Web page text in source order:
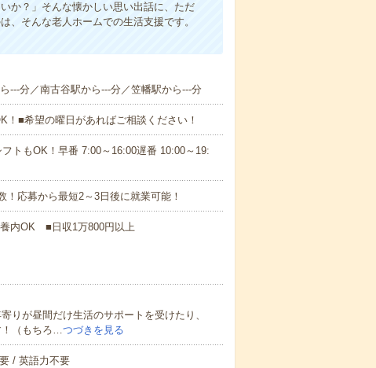
か？」そんな懐かしい思い出話に、ただ
、そんな老人ホームでの生活支援です。
---分／南古谷駅から---分／笠幡駅から---分
■希望の曜日があればご相談ください！
トもOK！早番 7:00～16:00遅番 10:00～19:
！応募から最短2～3日後に就業可能！
内OK ■日収1万800円以上
りが昼間だけ生活のサポートを受けたり、
！（もちろ…つづきを見る
/ 英語力不要